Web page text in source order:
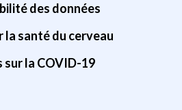
des données
la santé du cerveau
sur la COVID-19